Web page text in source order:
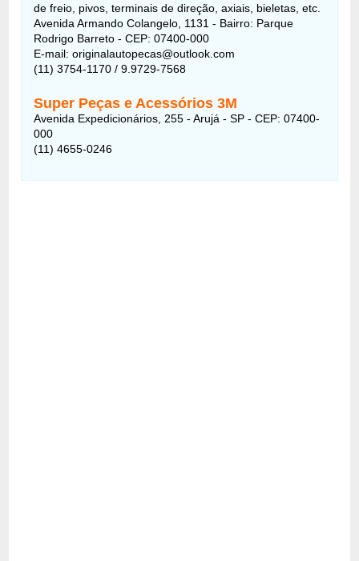
de freio, pivos, terminais de direção, axiais, bieletas, etc.
Avenida Armando Colangelo, 1131 - Bairro: Parque
Rodrigo Barreto - CEP: 07400-000
E-mail: originalautopecas@outlook.com
(11) 3754-1170 / 9.9729-7568
Super Peças e Acessórios 3M
Avenida Expedicionários, 255 - Arujá - SP - CEP: 07400-
000
(11) 4655-0246